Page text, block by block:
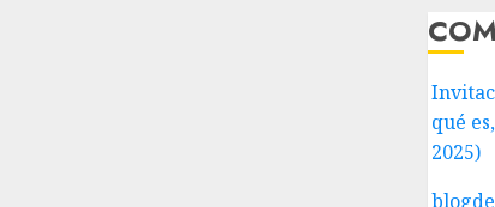
qué
2025)